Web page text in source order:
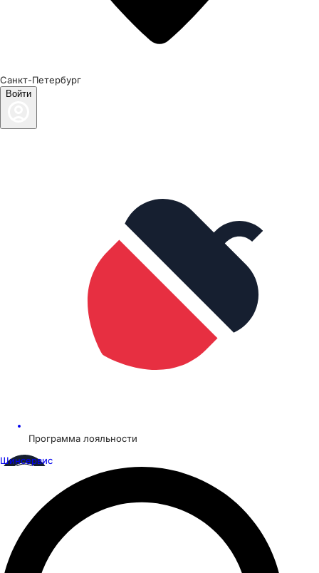
Санкт-Петербург
Войти
Программа лояльности
Шинсервис